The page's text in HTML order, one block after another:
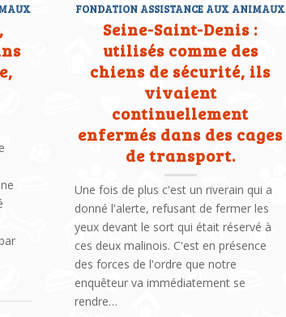
FONDATION ASSISTANCE AUX ANIMAUX
Seine-Saint-Denis :
utilisés comme des
chiens de sécurité, ils
vivaient
continuellement
enfermés dans des cages
de transport.
Une fois de plus c'est un riverain qui a
donné l'alerte, refusant de fermer les
yeux devant le sort qui était réservé à
ces deux malinois. C'est en présence
des forces de l'ordre que notre
enquêteur va immédiatement se
rendre…